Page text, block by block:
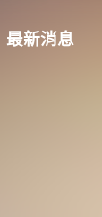
最新消息